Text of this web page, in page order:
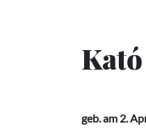
geb. am 2.